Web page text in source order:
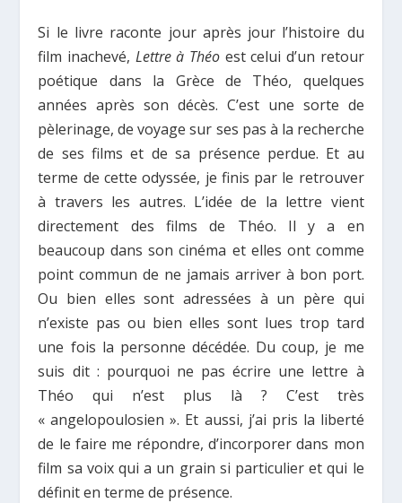
Si le livre raconte jour après jour l’histoire du
film inachevé, Lettre à Théo est celui d’un retour
poétique dans la Grèce de Théo, quelques
années après son décès. C’est une sorte de
pèlerinage, de voyage sur ses pas à la recherche
de ses films et de sa présence perdue. Et au
terme de cette odyssée, je finis par le retrouver
à travers les autres. L’idée de la lettre vient
directement des films de Théo. Il y a en
beaucoup dans son cinéma et elles ont comme
point commun de ne jamais arriver à bon port.
Ou bien elles sont adressées à un père qui
n’existe pas ou bien elles sont lues trop tard
une fois la personne décédée. Du coup, je me
suis dit : pourquoi ne pas écrire une lettre à
Théo qui n’est plus là ? C’est très
« angelopoulosien ». Et aussi, j’ai pris la liberté
de le faire me répondre, d’incorporer dans mon
film sa voix qui a un grain si particulier et qui le
définit en terme de présence.